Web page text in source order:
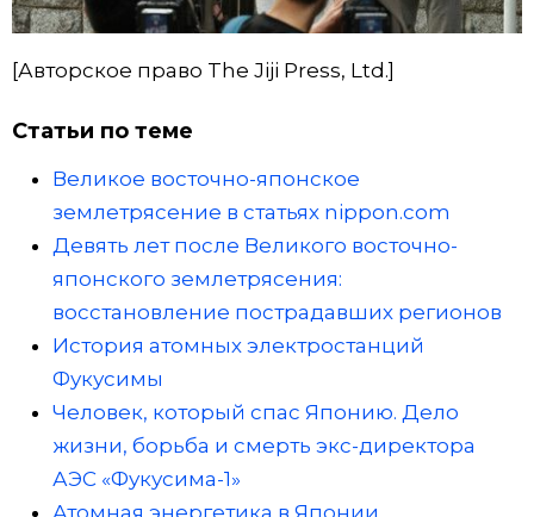
[Авторское право The Jiji Press, Ltd.]
Статьи по теме
Великое восточно-японское
землетрясение в статьях nippon.com
Девять лет после Великого восточно-
японского землетрясения:
восстановление пострадавших регионов
История атомных электростанций
Фукусимы
Человек, который спас Японию. Дело
жизни, борьба и смерть экс-директора
АЭС «Фукусима-1»